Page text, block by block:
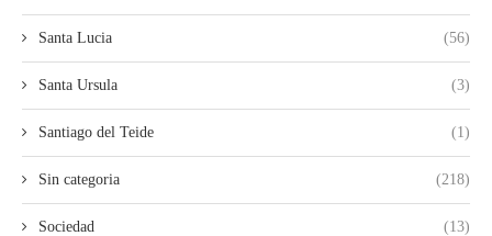
Santa Lucia (56)
Santa Ursula (3)
Santiago del Teide (1)
Sin categoria (218)
Sociedad (13)